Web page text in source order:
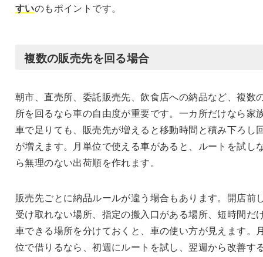
すいのもポイントです。
複数の販売先を回る場合
朝市、直売所、委託販売先、飲食店への納品など、複数
所を回るなら車の自由度が重要です。一カ所だけなら家
車で足りても、販売先が増えると移動時間と積み下ろし
が増えます。月単位で使える車があると、ルートを試し
ら無理のない出荷順を作れます。
販売先ごとに納品ルールが違う場合もあります。開店前
受け取れない場所、指定の搬入口がある場所、短時間だ
車できる場所を分けておくと、車の使い方が見えます。
位で借りるなら、初週にルートを試し、翌週から改善す